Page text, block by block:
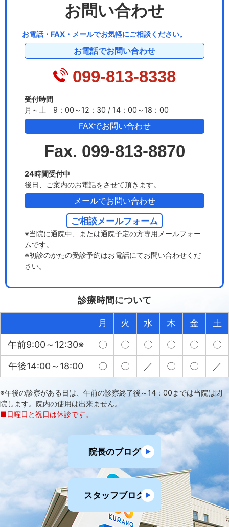
お問い合わせ
お電話・FAX・メールでお気軽にご相談ください。
お電話でお問い合わせ
099-813-8338
受付時間
月～土 9：00～12：30 / 14：00～18：00
FAXでお問い合わせ
Fax. 099-813-8870
24時間受付中
後日、ご案内のお電話をさせて頂きます。
メールでお問い合わせ
ご相談メールフォーム
※当院に通院中、または通院予定の方専用メールフォー
ムです。
※初診のかたの受診予約はお電話にてお問い合わせくだ
さい。
診療時間について
月 火 水 木 金
土
午前9:00～12:30※
〇 〇 〇 〇 〇
〇
午後14:00～18:00
〇 〇 ／ 〇 〇 ／
※午後の診察がある日は、午前の診察終了後～14：00までは当院は閉
院します。院内の使用は出来ません。
■日曜日と祝日は休診です。
院長のブログ
スタッフブログ